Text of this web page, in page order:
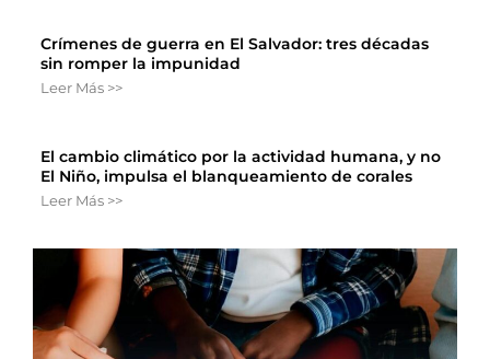
Crímenes de guerra en El Salvador: tres décadas
sin romper la impunidad
Leer Más >>
El cambio climático por la actividad humana, y no
El Niño, impulsa el blanqueamiento de corales
Leer Más >>